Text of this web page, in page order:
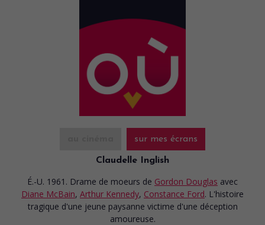
sur mes écrans
Claudelle Inglish
É.-U. 1961. Drame de moeurs de Gordon Douglas avec
Diane McBain, Arthur Kennedy, Constance Ford. L'histoire
tragique d'une jeune paysanne victime d'une déception
amoureuse.